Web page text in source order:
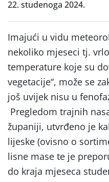
22. studenoga 2024.
Imajući u vidu
nekoliko mjeseci tj.
temperature koje su
vegetacije“, može se
još uvijek nisu u
Pregledom trajnih
županiji, utvrđeno je
lijeske (ovisno o
lisne mase te je
do kraja mjeseca